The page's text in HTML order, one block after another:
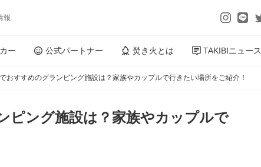
報
ー 公式パートナー 焚き火とは TAKIBIニュース
おすすめのグランピング施設は？家族やカップルで行きたい場所をご紹介！
ピング施設は？家族やカップルで